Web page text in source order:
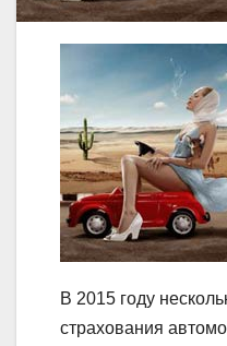
В 2015 году
страхования